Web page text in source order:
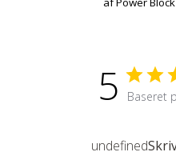
5 Baseret
undefined